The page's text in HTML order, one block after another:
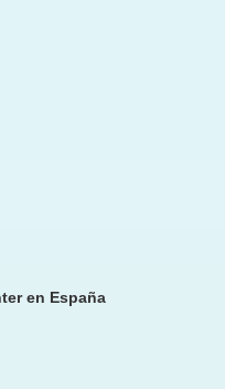
en España